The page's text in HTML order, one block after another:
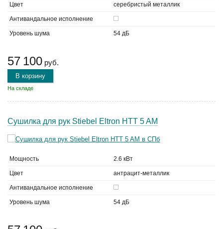
Цвет серебристый металлик
Антивандальное исполнение
Уровень шума 54 дБ
57 100 руб.
В корзину
На складе
Сушилка для рук Stiebel Eltron HTT 5 AM
Мощность 2.6 кВт
Цвет антрацит-металлик
Антивандальное исполнение
Уровень шума 54 дБ